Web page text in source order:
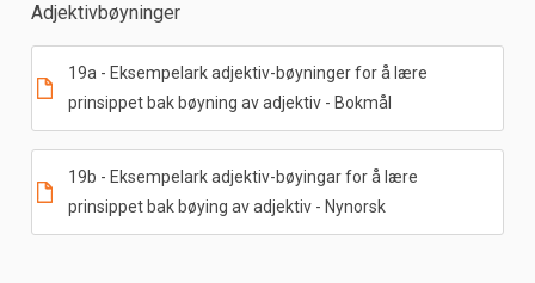
Adjektivbøyninger
19a - Eksempelark adjektiv-bøyninger for å lære
prinsippet bak bøyning av adjektiv - Bokmål
19b - Eksempelark adjektiv-bøyingar for å lære
prinsippet bak bøying av adjektiv - Nynorsk